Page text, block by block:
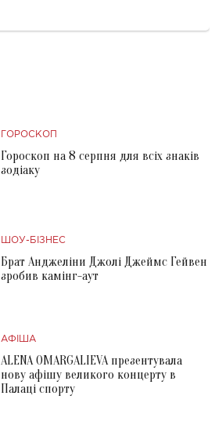
ГОРОСКОП
Гороскоп на 8 серпня для всіх знаків
зодіаку
ШОУ-БІЗНЕС
Брат Анджеліни Джолі Джеймс Гейвен
зробив камінг-аут
АФІША
ALENA OMARGALIEVA презентувала
нову афішу великого концерту в
Палаці спорту